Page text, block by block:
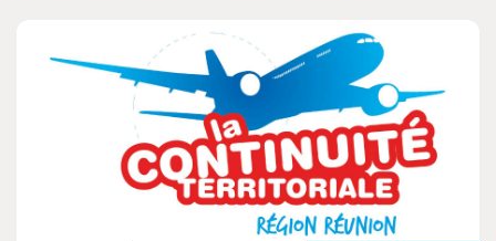
Consultez l'offre de voyage